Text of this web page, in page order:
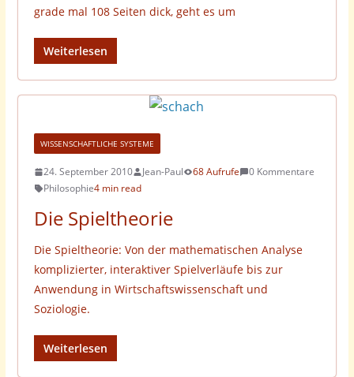
grade mal 108 Seiten dick, geht es um
Weiterlesen
WISSENSCHAFTLICHE SYSTEME
24. September 2010 Jean-Paul 68 Aufrufe
0 Kommentare
Philosophie4 min read
Die Spieltheorie
Die Spieltheorie: Von der mathematischen Analyse
komplizierter, interaktiver Spielverläufe bis zur
Anwendung in Wirtschaftswissenschaft und
Soziologie.
Weiterlesen